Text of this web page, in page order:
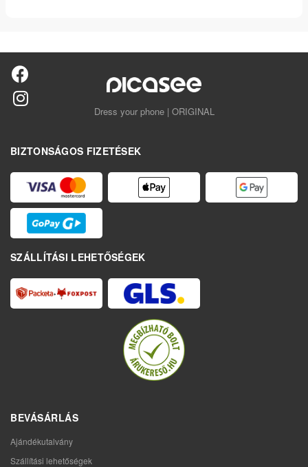
Dress your phone | ORIGINAL
BIZTONSÁGOS FIZETÉSEK
SZÁLLÍTÁSI LEHETŐSÉGEK
BEVÁSÁRLÁS
Ajándékutalvány
Szállítási lehetőségek